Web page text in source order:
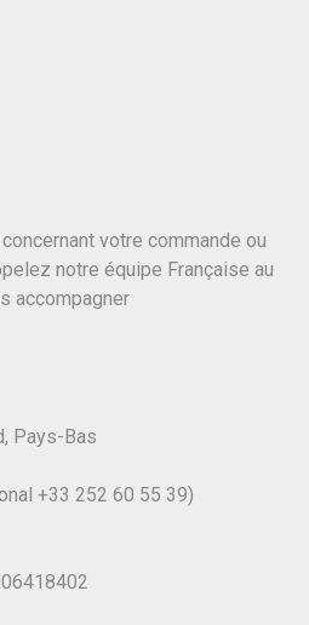
votre commande ou
notre équipe Française au
accompagner
Pays-Bas
+33 252 60 55 39)